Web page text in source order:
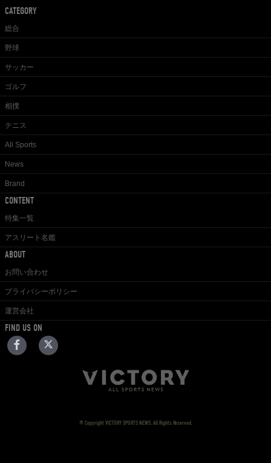
CATEGORY
総合
野球
サッカー
ゴルフ
相撲
テニス
All Sports
News
Brand
CONTENT
特集一覧
アスリート名鑑
ABOUT
お問い合わせ
プライバシーポリシー
運営会社
FIND US ON
© Copyright VICTORY SPORTS NEWS. All Rights Reserved.